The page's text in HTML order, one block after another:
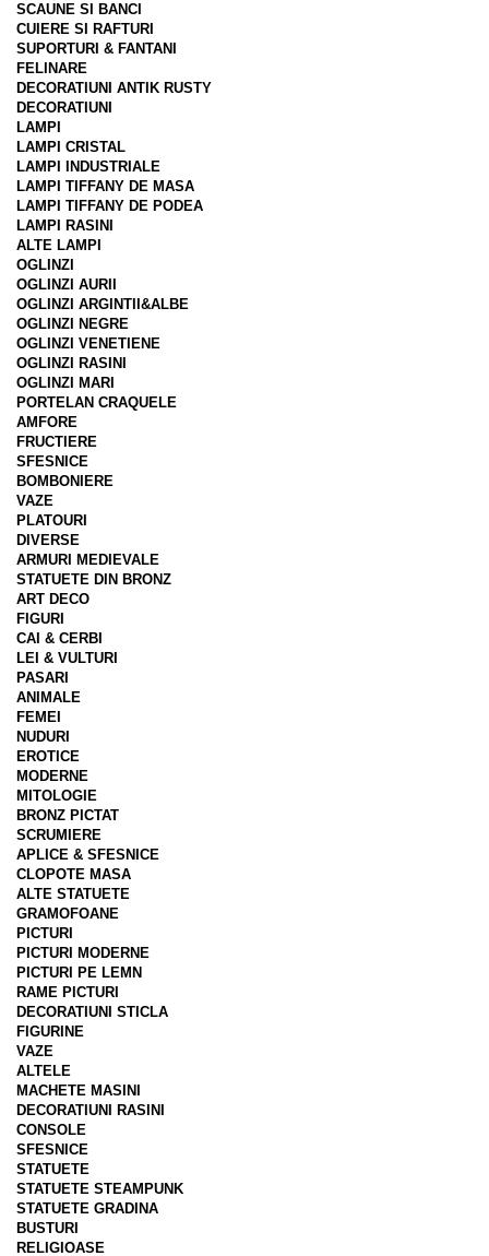
SCAUNE SI BANCI
CUIERE SI RAFTURI
SUPORTURI & FANTANI
FELINARE
DECORATIUNI ANTIK RUSTY
DECORATIUNI
LAMPI
LAMPI CRISTAL
LAMPI INDUSTRIALE
LAMPI TIFFANY DE MASA
LAMPI TIFFANY DE PODEA
LAMPI RASINI
ALTE LAMPI
OGLINZI
OGLINZI AURII
OGLINZI ARGINTII&ALBE
OGLINZI NEGRE
OGLINZI VENETIENE
OGLINZI RASINI
OGLINZI MARI
PORTELAN CRAQUELE
AMFORE
FRUCTIERE
SFESNICE
BOMBONIERE
VAZE
PLATOURI
DIVERSE
ARMURI MEDIEVALE
STATUETE DIN BRONZ
ART DECO
FIGURI
CAI & CERBI
LEI & VULTURI
PASARI
ANIMALE
FEMEI
NUDURI
EROTICE
MODERNE
MITOLOGIE
BRONZ PICTAT
SCRUMIERE
APLICE & SFESNICE
CLOPOTE MASA
ALTE STATUETE
GRAMOFOANE
PICTURI
PICTURI MODERNE
PICTURI PE LEMN
RAME PICTURI
DECORATIUNI STICLA
FIGURINE
VAZE
ALTELE
MACHETE MASINI
DECORATIUNI RASINI
CONSOLE
SFESNICE
STATUETE
STATUETE STEAMPUNK
STATUETE GRADINA
BUSTURI
RELIGIOASE